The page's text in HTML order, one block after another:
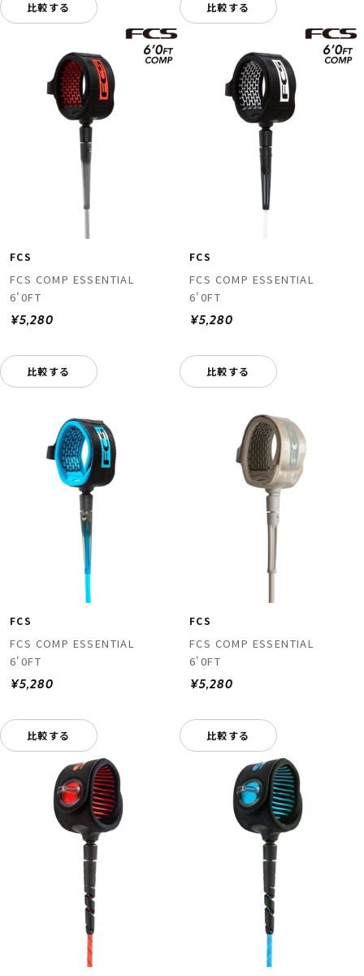
比較する 比較する
FCS
FCS COMP ESSENTIAL
6'0FT
¥5,280
比較する
FCS
FCS COMP ESSENTIAL
6'0FT
¥5,280
比較する
FCS
FCS COMP ESSENTIAL
6'0FT
¥5,280
比較する
FCS
FCS COMP ESSENTIAL
6'0FT
¥5,280
比較する